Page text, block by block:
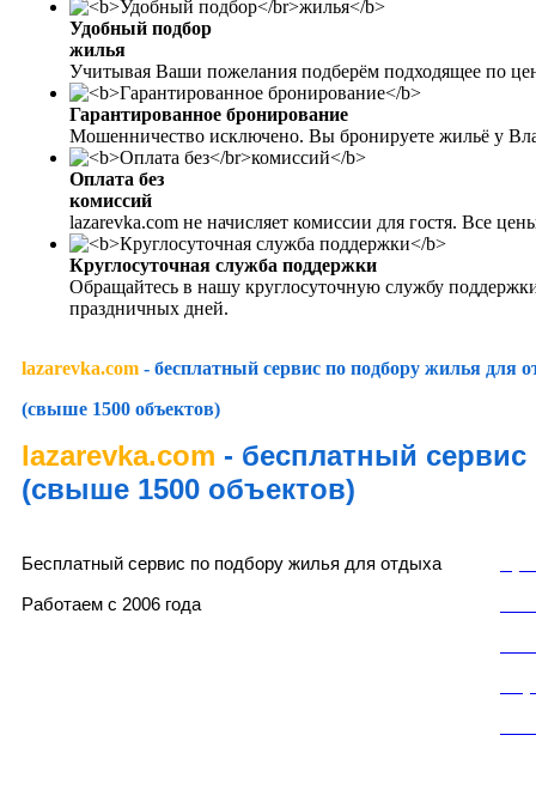
Удобный подбор
жилья
Учитывая Ваши пожелания подберём подходящее по
Гарантированное бронирование
Мошенничество исключено. Вы бронируете жильё у
Оплата без
комиссий
lazarevka.com не начисляет комиссии для гостя. Все
Круглосуточная служба поддержки
Обращайтесь в нашу круглосуточную службу
праздничных дней.
lazarevka.com - бесплатный сервис по подбору жилья для
(свыше 1500 объектов)
lazarevka.com - бесплатный
(свыше 1500 объектов)
Бесплатный сервис по подбору жилья для отдыха
Работаем с 2006 года